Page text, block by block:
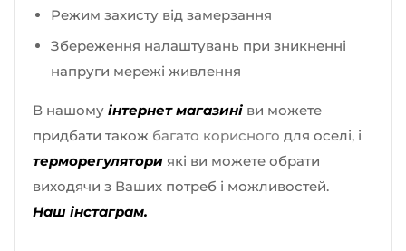
Режим захисту від замерзання
Збереження налаштувань при зникненні
напруги мережі живлення
В нашому інтернет магазині ви можете
придбати також багато корисного для оселі, і
терморегулятори які ви можете обрати
виходячи з Ваших потреб і можливостей.
Наш інстаграм.